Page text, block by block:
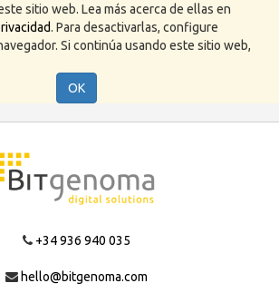
sitio web. Lea más acerca de ellas en
. Para desactivarlas, configure
Si continúa usando este sitio web,
OK
+34 936 940 035
hello@bitgenoma.com